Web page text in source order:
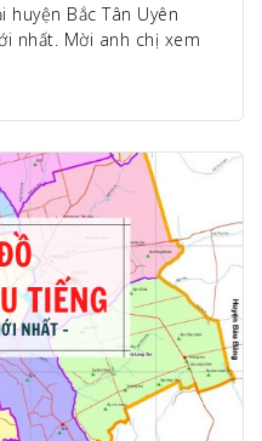
Bắc Tân Uyên
nhất. Mời anh chị xem